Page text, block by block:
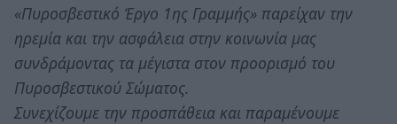
«Πυροσβεστικό Έργο 1ης Γραμμής» παρείχαν την
ηρεμία και την ασφάλεια στην κοινωνία μας
συνδράμοντας τα μέγιστα στον προορισμό του
Πυροσβεστικού Σώματος.
Συνεχίζουμε την προσπάθεια και παραμένουμε